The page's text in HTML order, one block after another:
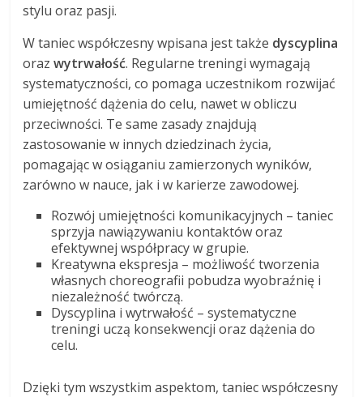
stylu oraz pasji.
W taniec współczesny wpisana jest także dyscyplina
orazwytrwałość. Regularne treningi wymagają
systematyczności, co pomaga uczestnikom rozwijać
umiejętność dążenia do celu, nawet w obliczu
przeciwności. Te same zasady znajdują
zastosowanie w innych dziedzinach życia,
pomagając w osiąganiu zamierzonych wyników,
zarówno w nauce, jak i w karierze zawodowej.
Rozwój umiejętności komunikacyjnych – taniec
sprzyja nawiązywaniu kontaktów oraz
efektywnej współpracy w grupie.
Kreatywna ekspresja – możliwość tworzenia
własnych choreografii pobudza wyobraźnię i
niezależność twórczą.
Dyscyplina i wytrwałość – systematyczne
treningi uczą konsekwencji oraz dążenia do
celu.
Dzięki tym wszystkim aspektom, taniec współczesny